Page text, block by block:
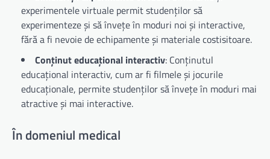
experimentele virtuale permit studenților să
experimenteze și să învețe în moduri noi și interactive,
fără a fi nevoie de echipamente și materiale costisitoare.
Conținut educațional interactiv: Conținutul
educațional interactiv, cum ar fi filmele și jocurile
educaționale, permite studenților să învețe în moduri mai
atractive și mai interactive.
În domeniul medical